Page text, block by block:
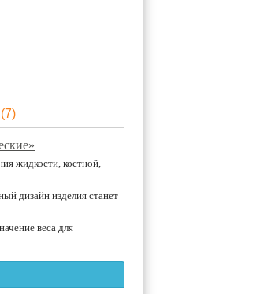
жидкости, костной,
дизайн изделия станет
веса для